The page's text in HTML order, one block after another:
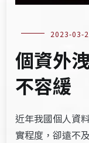
2023-03-
個資外
不容緩
近年我國個人資
實程度，卻遠不